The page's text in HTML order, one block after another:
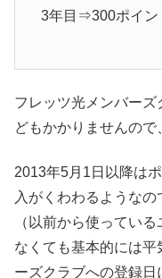
3年目⇒300ポイン
フレッツ光メンバー
どもかかりませんので
2013年5月1日以降は
入がくわわるようなの
（以前から使ってい
なくても基本的には
ーズクラブへの登録